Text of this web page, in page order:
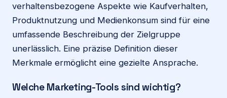
verhaltensbezogene Aspekte wie Kaufverhalten,
Produktnutzung und Medienkonsum sind für eine
umfassende Beschreibung der Zielgruppe
unerlässlich. Eine präzise Definition dieser
Merkmale ermöglicht eine gezielte Ansprache.
Welche Marketing-Tools sind wichtig?